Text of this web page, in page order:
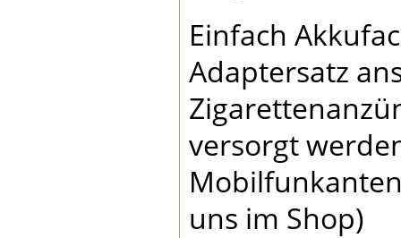
Einfach
Adaptersatz
versorgt
uns im Shop)